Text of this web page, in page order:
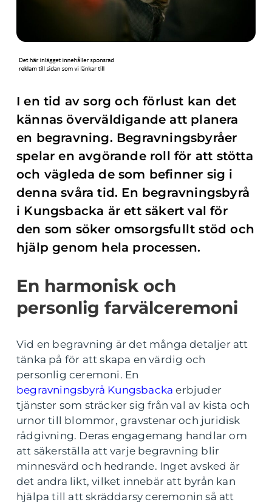
I en tid av sorg och förlust kan det
kännas överväldigande att planera
en begravning. Begravningsbyråer
spelar en avgörande roll för att stötta
och vägleda de som befinner sig i
denna svåra tid. En begravningsbyrå
i Kungsbacka är ett säkert val för
den som söker omsorgsfullt stöd och
hjälp genom hela processen.
En harmonisk och
personlig farvälceremoni
Vid en begravning är det många detaljer att
tänka på för att skapa en värdig och
personlig ceremoni. En
begravningsbyrå Kungsbacka erbjuder
tjänster som sträcker sig från val av kista och
urnor till blommor, gravstenar och juridisk
rådgivning. Deras engagemang handlar om
att säkerställa att varje begravning blir
minnesvärd och hedrande. Inget avsked är
det andra likt, vilket innebär att byrån kan
hjälpa till att skräddarsy ceremonin så att